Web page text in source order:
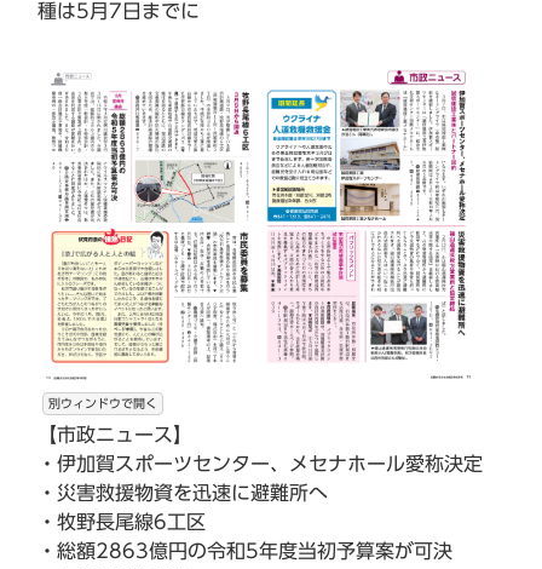
種は5月7日までに
別ウィンドウで開く
【市政ニュース】
・伊加賀スポーツセンター、メセナホール愛称決定
・災害救援物資を迅速に避難所へ
・牧野長尾線6工区
・総額2863億円の令和5年度当初予算案が可決